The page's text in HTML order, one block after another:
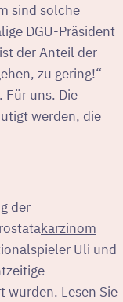
sind solche
DGU-Präsident
der Anteil der
zu gering!“
Für uns. Die
werden, die
der
karzinom
Uli und
wurden. Lesen Sie